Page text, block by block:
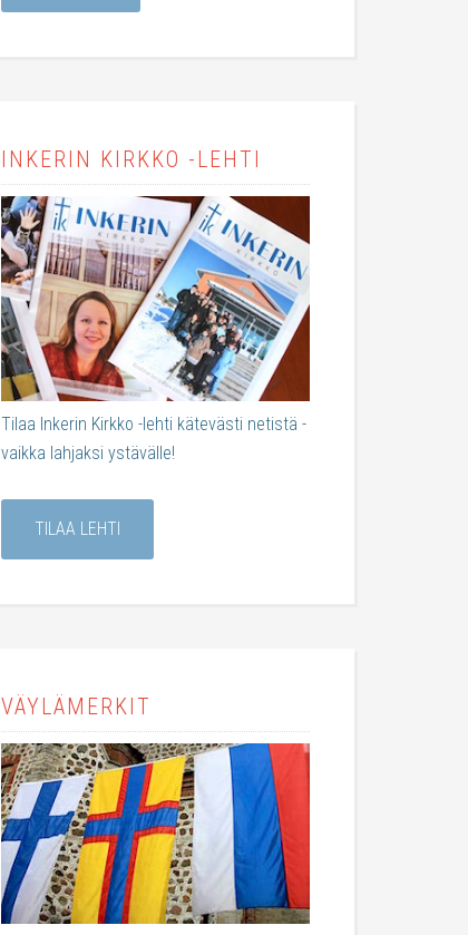
INKERIN KIRKKO -LEHTI
Tilaa Inkerin Kirkko -lehti kätevästi netistä -
vaikka lahjaksi ystävälle!
TILAA LEHTI
VÄYLÄMERKIT